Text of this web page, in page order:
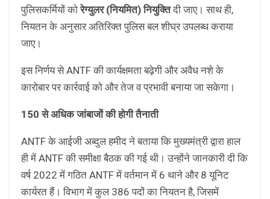
पुलिसकर्मियों कोरेग्युलर (नियमित) नियुक्तिदी जाए। साथ ही,
नियतन के अनुसार अतिरिक्त पुलिस बल शीघ्र उपलब्ध कराया
जाए।
इस निर्णय से ANTF की कार्यक्षमता बढ़ेगी और अवैध नशे के
कारोबार पर कार्रवाई को और तेज व प्रभावी बनाया जा सकेगा।
150 से अधिक जांबाजों की होगी तैनाती
ANTF के आईजी अब्दुल हमीद ने बताया कि मुख्यमंत्री द्वारा हाल
ही में ANTF की समीक्षा बैठक की गई थी। उन्होंने जानकारी दी कि
वर्ष 2022 में गठित ANTF में वर्तमान में 6 थाने और 8 यूनिट
कार्यरत हैं। विभाग में कुल 386 पदों का नियतन है, जिसमें